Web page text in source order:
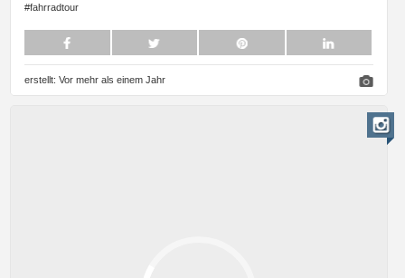
#fahrradtour
erstellt: Vor mehr als einem Jahr